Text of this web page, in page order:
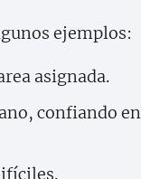
ejemplos:
asignada.
confiando en